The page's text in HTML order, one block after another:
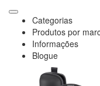
Categorias
Produtos por
Informações
Blogue